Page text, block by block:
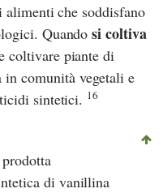
che soddisfano
Quandosi coltiva
coltivare piante di
comunità vegetali e
sintetici. 16
di vanillina